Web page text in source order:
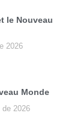
le Nouveau
2026
Monde
de 2026